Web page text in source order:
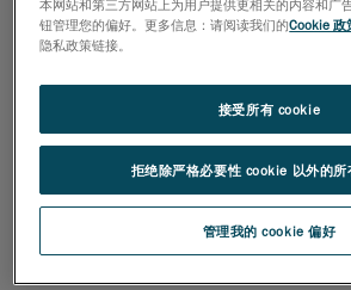
便携性:凭借动态参考的特性，零
测量过程中均可自由移动，因此
即插即用装置和用户友好
松学习 3D 扫描，而教师可以迅速
高清细节:借助高分辨率的几何摄
像头，其扫描质量使学生能够查看
细节。
本网站和第三方网站上为用户提供更相关的内容和广
钮管理您的偏好。更多信息：请阅读我们的Cookie 政
隐私政策链接。
管理我的 cookie 偏好
拒绝除严格必要性 cookie 以外的
接受所有 cookie